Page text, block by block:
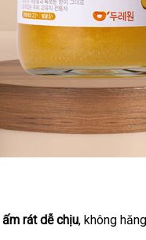
ấm rát dễ chịu, không